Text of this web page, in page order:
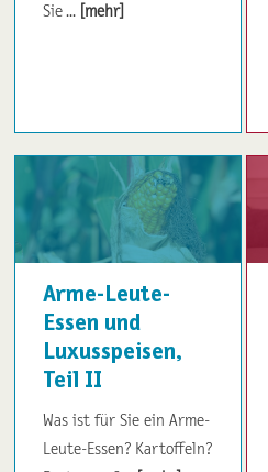
Sie ... [mehr]
Arme-Leute-
Essen und
Luxusspeisen,
Teil II
Was ist für Sie ein Arme-
Leute-Essen? Kartoffeln?